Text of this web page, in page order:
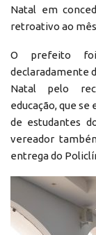
Natal em
retroativo ao
O prefeito foi
declaradamente
Natal pelo
educação, que
de estudantes
vereador
entrega do